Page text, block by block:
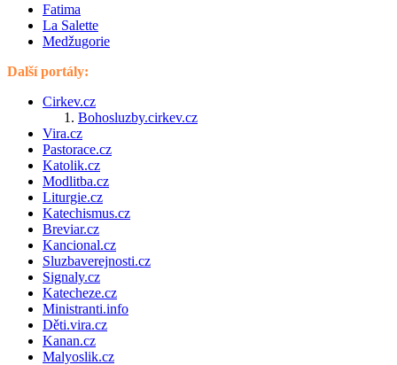
Fatima
La Salette
Medžugorie
Další portály:
Cirkev.cz
Bohosluzby.cirkev.cz
Vira.cz
Pastorace.cz
Katolik.cz
Modlitba.cz
Liturgie.cz
Katechismus.cz
Breviar.cz
Kancional.cz
Sluzbaverejnosti.cz
Signaly.cz
Katecheze.cz
Ministranti.info
Děti.vira.cz
Kanan.cz
Malyoslik.cz